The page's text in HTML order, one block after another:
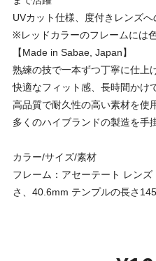
UVカット仕様、度付きレンズ
※レッドカラーのフレームには
【Made in Sabae, Japan】
熟練の技で一本ずつ丁寧に仕上
快適なフィット感、長時間かけ
高品質で耐久性の高い素材を使
多くのハイブランドの製造を手
カラー/サイズ/素材
フレーム：アセーテート レン
さ、40.6mm テンプルの長さ